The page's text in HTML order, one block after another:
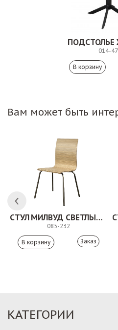
ПОДСТОЛЬЕ
014-
Вам может быть
СТУЛ МИЛВУД СВЕТЛЫЙ ШЕЛК
085-232
Заказ
КАТЕГОРИИ